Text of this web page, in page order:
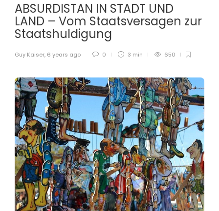
ABSURDISTAN IN STADT UND
LAND – Vom Staatsversagen zur
Staatshuldigung
Guy Kaiser, 6 years ago 0 3 min 650